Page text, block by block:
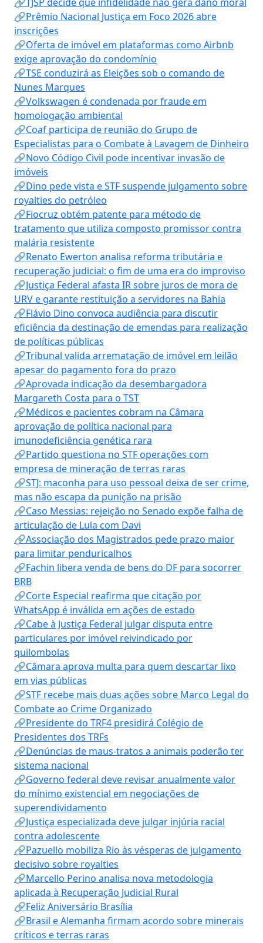
🔗Prêmio Nacional Justiça em Foco 2026 abre
inscrições
🔗Oferta de imóvel em plataformas como Airbnb
exige aprovação do condomínio
🔗TSE conduzirá as Eleições sob o comando de
Nunes Marques
🔗Volkswagen é condenada por fraude em
homologação ambiental
🔗Coaf participa de reunião do Grupo de
Especialistas para o Combate à Lavagem de Dinheiro
🔗Novo Código Civil pode incentivar invasão de
imóveis
🔗Dino pede vista e STF suspende julgamento sobre
royalties do petróleo
🔗Fiocruz obtém patente para método de
tratamento que utiliza composto promissor contra
malária resistente
🔗Renato Ewerton analisa reforma tributária e
recuperação judicial: o fim de uma era do improviso
🔗Justiça Federal afasta IR sobre juros de mora de
URV e garante restituição a servidores na Bahia
🔗Flávio Dino convoca audiência para discutir
eficiência da destinação de emendas para realização
de políticas públicas
🔗Tribunal valida arrematação de imóvel em leilão
apesar do pagamento fora do prazo
🔗Aprovada indicação da desembargadora
Margareth Costa para o TST
🔗Médicos e pacientes cobram na Câmara
aprovação de política nacional para
imunodeficiência genética rara
🔗Partido questiona no STF operações com
empresa de mineração de terras raras
🔗STJ: maconha para uso pessoal deixa de ser crime,
mas não escapa da punição na prisão
🔗Caso Messias: rejeição no Senado expõe falha de
articulação de Lula com Davi
🔗Associação dos Magistrados pede prazo maior
para limitar penduricalhos
🔗Fachin libera venda de bens do DF para socorrer
BRB
🔗Corte Especial reafirma que citação por
WhatsApp é inválida em ações de estado
🔗Cabe à Justiça Federal julgar disputa entre
particulares por imóvel reivindicado por
quilombolas
🔗Câmara aprova multa para quem descartar lixo
em vias públicas
🔗STF recebe mais duas ações sobre Marco Legal do
Combate ao Crime Organizado
🔗Presidente do TRF4 presidirá Colégio de
Presidentes dos TRFs
🔗Denúncias de maus-tratos a animais poderão ter
sistema nacional
🔗Governo federal deve revisar anualmente valor
do mínimo existencial em negociações de
superendividamento
🔗Justiça especializada deve julgar injúria racial
contra adolescente
🔗Pazuello mobiliza Rio às vésperas de julgamento
decisivo sobre royalties
🔗Marcello Perino analisa nova metodologia
aplicada à Recuperação Judicial Rural
🔗Feliz Aniversário Brasília
🔗Brasil e Alemanha firmam acordo sobre minerais
críticos e terras raras